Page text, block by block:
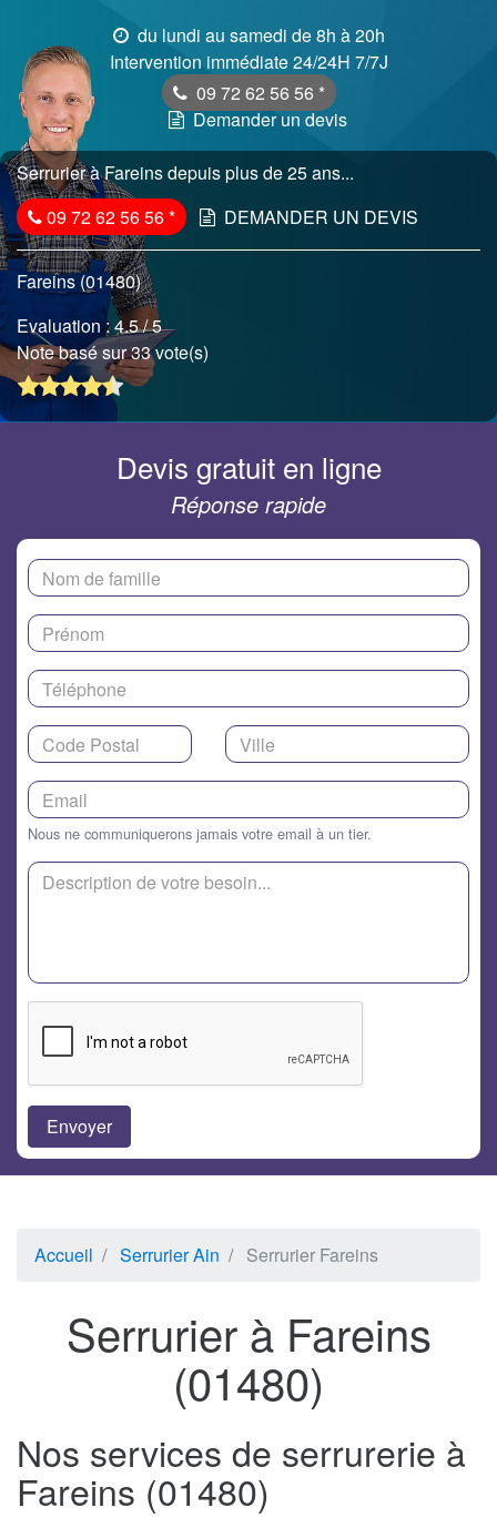
du lundi au samedi de 8h à 20h
Intervention immédiate 24/24H 7/7J
09 72 62 56 56 *
Demander un devis
Serrurier à Fareins depuis plus de 25 ans...
09 72 62 56 56* DEMANDER UN DEVIS
Fareins (01480)
Evaluation :4.5/ 5
Note basé sur 33 vote(s)
Devis gratuit en ligne
Réponse rapide
Nous ne communiquerons jamais votre email à un tier.
Accueil Serrurier Ain Serrurier Fareins
Serrurier à Fareins
(01480)
Nos services de serrurerie à
Fareins (01480)